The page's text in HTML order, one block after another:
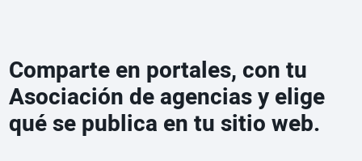
Comparte en portales, con tu
Asociación de agencias y elige
qué se publica en tu sitio web.